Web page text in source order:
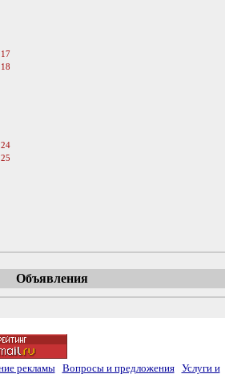
17
18
24
25
Объявления
рекламы Вопросы и предложения
Услуги и